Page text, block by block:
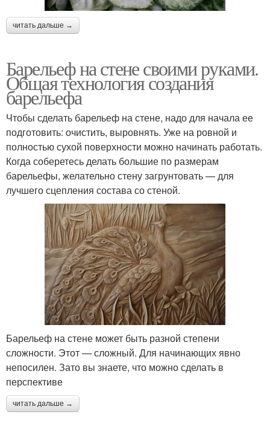
читать дальше →
Барельеф на стене своими руками.
Общая технология создания
барельефа
Чтобы сделать барельеф на стене, надо для начала ее
подготовить: очистить, выровнять. Уже на ровной и
полностью сухой поверхности можно начинать работать.
Когда соберетесь делать большие по размерам
барельефы, желательно стену загрунтовать — для
лучшего сцепления состава со стеной.
Барельеф на стене может быть разной степени
сложности. Этот — сложный. Для начинающих явно
непосилен. Зато вы знаете, что можно сделать в
перспективе
читать дальше →